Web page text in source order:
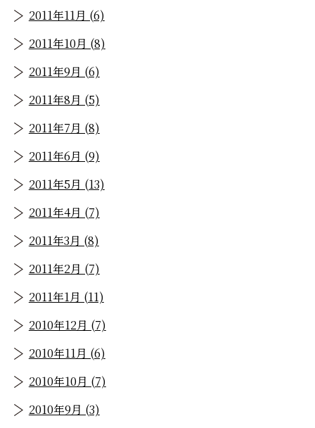
2011年11月 (6)
2011年10月 (8)
2011年9月 (6)
2011年8月 (5)
2011年7月 (8)
2011年6月 (9)
2011年5月 (13)
2011年4月 (7)
2011年3月 (8)
2011年2月 (7)
2011年1月 (11)
2010年12月 (7)
2010年11月 (6)
2010年10月 (7)
2010年9月 (3)